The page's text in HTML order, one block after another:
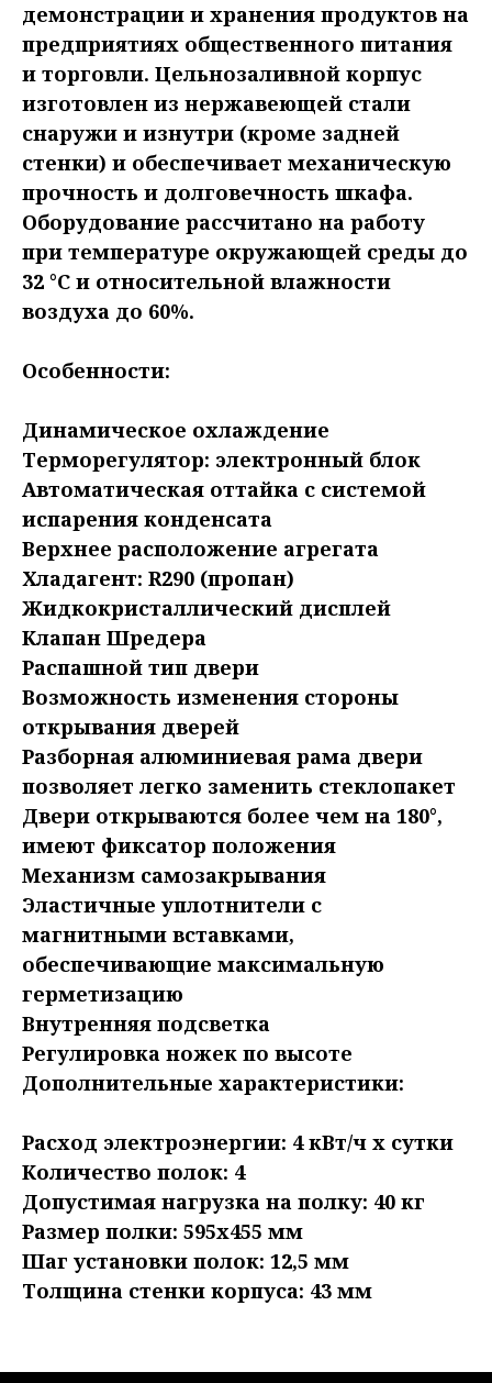
демонстрации и хранения продуктов на
предприятиях общественного питания
и торговли. Цельнозаливной корпус
изготовлен из нержавеющей стали
снаружи и изнутри (кроме задней
стенки) и обеспечивает механическую
прочность и долговечность шкафа.
Оборудование рассчитано на работу
при температуре окружающей среды до
32 °С и относительной влажности
воздуха до 60%.
Особенности:
Динамическое охлаждение
Терморегулятор: электронный блок
Автоматическая оттайка с системой
испарения конденсата
Верхнее расположение агрегата
Хладагент: R290 (пропан)
Жидкокристаллический дисплей
Клапан Шредера
Распашной тип двери
Возможность изменения стороны
открывания дверей
Разборная алюминиевая рама двери
позволяет легко заменить стеклопакет
Двери открываются более чем на 180°,
имеют фиксатор положения
Механизм самозакрывания
Эластичные уплотнители с
магнитными вставками,
обеспечивающие максимальную
герметизацию
Внутренняя подсветка
Регулировка ножек по высоте
Дополнительные характеристики:
Расход электроэнергии: 4 кВт/ч х сутки
Количество полок: 4
Допустимая нагрузка на полку: 40 кг
Размер полки: 595х455 мм
Шаг установки полок: 12,5 мм
Толщина стенки корпуса: 43 мм